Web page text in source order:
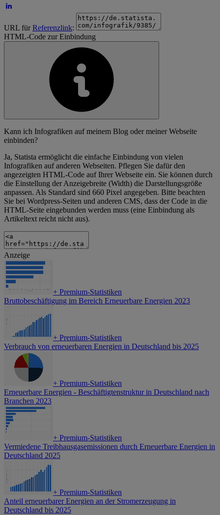
URL fürReferenzlink:
HTML-Code zur Einbindung
Kann ich Infografiken auf meinem Blog oder meiner Webseite
einbinden?
Ja, Statista ermöglicht die einfache Einbindung von vielen
Infografiken auf anderen Webseiten. Pflegen Sie dafür den
angezeigten HTML-Code auf Ihrer Webseite ein. Sie können durch
die Einstellung der Anzeigebreite (Width) die Darstellungsgröße
anpassen. Als Standard sind 660 Pixel angegeben. Bitte beachten
Sie bei Wordpress-Seiten und anderen CMS, dass der Code in die
HTML-Seite eingebunden werden muss (eine Einbindung als
Artikeltext reicht nicht aus).
Anzeige
+ Premium-Statistiken
Bruttobeschäftigung im Bereich Erneuerbare Energien 2023
+ Premium-Statistiken
Verbrauch von erneuerbaren Energien in Deutschland bis 2025
+ Premium-Statistiken
Erneuerbare Energien - Beschäftigtenstruktur in Deutschland nach
Branchen 2023
+ Premium-Statistiken
Vermiedene Treibhausgasemissionen durch Erneuerbare Energien in
Deutschland 2025
+ Premium-Statistiken
Anteil erneuerbarer Energien an der Stromerzeugung in
Deutschland bis 2025